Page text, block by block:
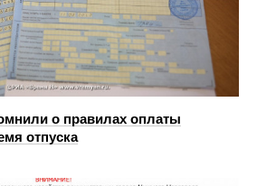
о правилах оплаты
отпуска